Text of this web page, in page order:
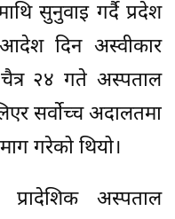
सुनुवाइ गर्दै प्रदेश
दिन अस्वीकार
२४ गते अस्पताल
सर्वोच्च अदालतमा
गरेको थियो।
प्रादेशिक अस्पताल